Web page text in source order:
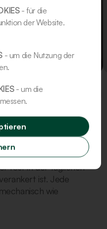
slide 1
to slide 2
Go to slide 3
Langwirkmaschine
Kalmeijer ein
fest in der täglichen
ist. Jede
wie
- für die
der Website.
- um die Nutzung der
- um die